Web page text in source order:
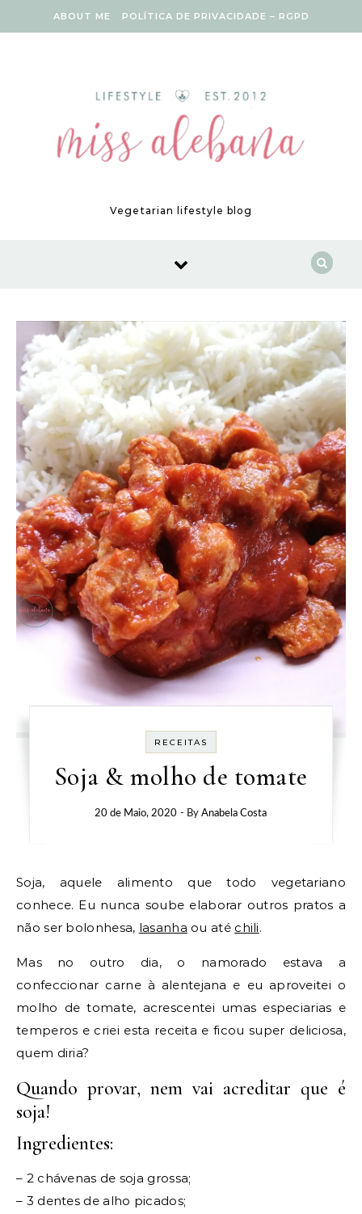
ABOUT ME POLÍTICA DE PRIVACIDADE – RGPD
Vegetarian lifestyle blog
RECEITAS
Soja & molho de tomate
20 de Maio, 2020 - ByAnabela Costa
Soja, aquele alimento que todo vegetariano
conhece. Eu nunca soube elaborar outros pratos a
não ser bolonhesa, lasanha ou até chili.
Mas no outro dia, o namorado estava a
confeccionar carne à alentejana e eu aproveitei o
molho de tomate, acrescentei umas especiarias e
temperos e criei esta receita e ficou super deliciosa,
quem diria?
Quando provar, nem vai acreditar que é
soja!
Ingredientes:
– 2 chávenas de soja grossa;
– 3 dentes de alho picados;